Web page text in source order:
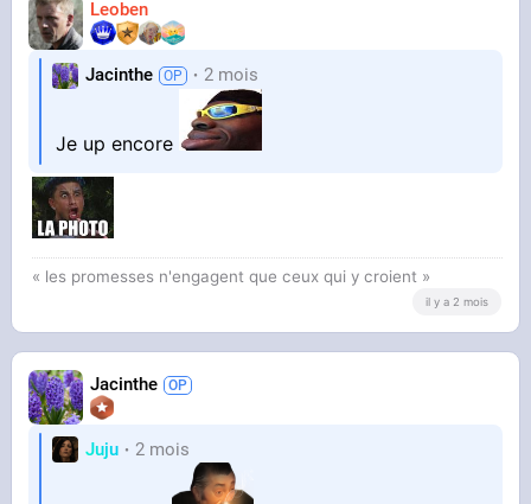
Leoben
Jacinthe 2 mois
Je up encore
« les promesses n'engagent que ceux qui y croient »
il y a 2 mois
Jacinthe
Juju 2 mois